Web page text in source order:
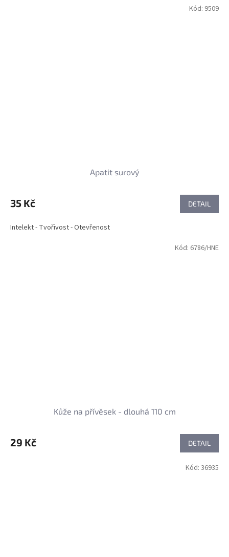
Apatit surový
35 Kč DETAIL
Intelekt - Tvořivost - Otevřenost
Kód: 9509
Kůže na přívěsek - dlouhá 110 cm
29 Kč DETAIL
Kód: 6786/HNE
Kód: 36935